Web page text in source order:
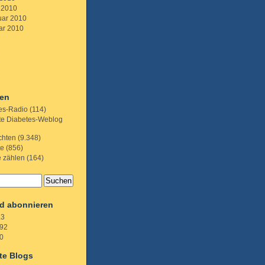
2010
2010
2010
Radio (114)
Diabetes-Weblog
(9.348)
(856)
zählen (164)
abonnieren
Blogs